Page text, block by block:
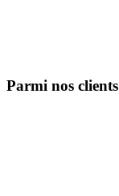
Parmi nos clients